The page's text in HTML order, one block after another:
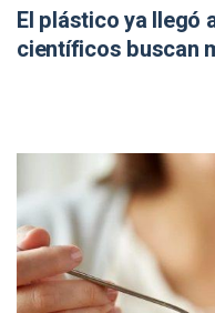
El plástico ya llegó
científicos buscan